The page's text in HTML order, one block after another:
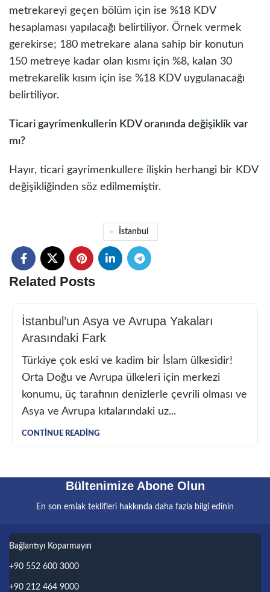
metrekareyi geçen bölüm için ise %18 KDV
hesaplaması yapılacağı belirtiliyor. Örnek vermek
gerekirse; 180 metrekare alana sahip bir konutun
150 metreye kadar olan kısmı için %8, kalan 30
metrekarelik kısım için ise %18 KDV uygulanacağı
belirtiliyor.
Ticari gayrimenkullerin KDV oranında değişiklik var
mı?
Hayır, ticari gayrimenkullere ilişkin herhangi bir KDV
değişikliğinden söz edilmemiştir.
İstanbul
Related Posts
İstanbul’un Asya ve Avrupa Yakaları
Arasındaki Fark
Türkiye çok eski ve kadim bir İslam ülkesidir!
Orta Doğu ve Avrupa ülkeleri için merkezi
konumu, üç tarafının denizlerle çevrili olması ve
Asya ve Avrupa kıtalarındaki uz...
CONTINUE READING
Bültenimize Abone Olun
En son emlak teklifleri hakkında daha fazla bilgi edinin
Bağlantıyı Koparmayın
+90 552 600 3000
+90 212 464 9000